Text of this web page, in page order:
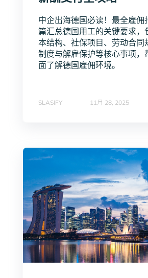
中企出海德国必读！最全雇
篇汇总德国用工的关键要求，
本结构、社保项目、劳动合同
制度与解雇保护等核心事项，
面了解德国雇佣环境。
SLASIFY 11月 28, 2025